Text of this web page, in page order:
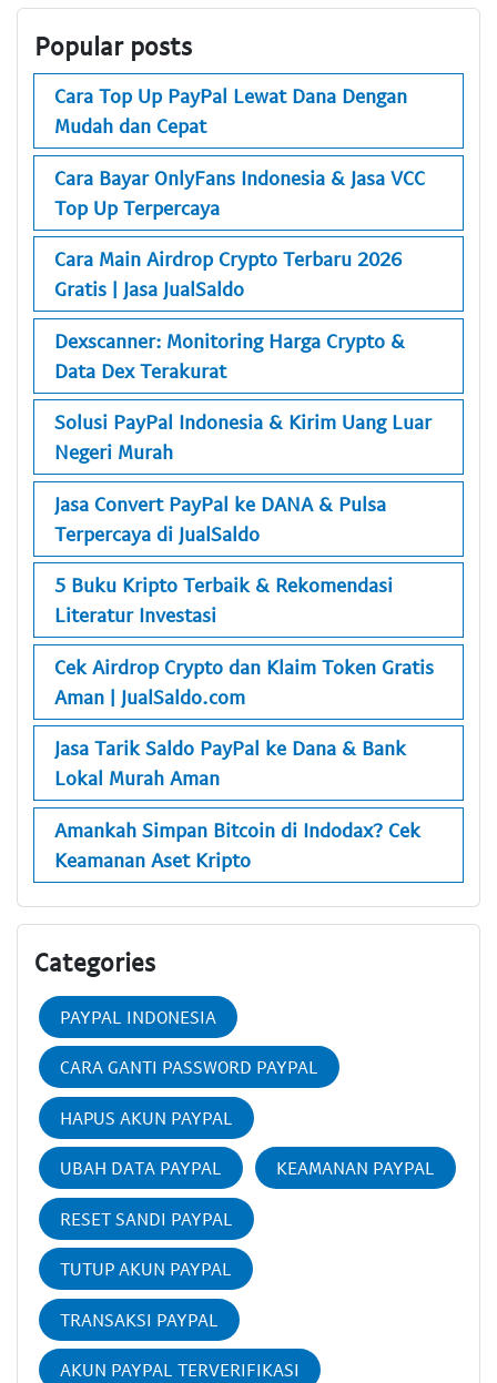
Popular posts
Cara Top Up PayPal Lewat Dana Dengan
Mudah dan Cepat
Cara Bayar OnlyFans Indonesia & Jasa VCC
Top Up Terpercaya
Cara Main Airdrop Crypto Terbaru 2026
Gratis | Jasa JualSaldo
Dexscanner: Monitoring Harga Crypto &
Data Dex Terakurat
Solusi PayPal Indonesia & Kirim Uang Luar
Negeri Murah
Jasa Convert PayPal ke DANA & Pulsa
Terpercaya di JualSaldo
5 Buku Kripto Terbaik & Rekomendasi
Literatur Investasi
Cek Airdrop Crypto dan Klaim Token Gratis
Aman | JualSaldo.com
Jasa Tarik Saldo PayPal ke Dana & Bank
Lokal Murah Aman
Amankah Simpan Bitcoin di Indodax? Cek
Keamanan Aset Kripto
Categories
PAYPAL INDONESIA
CARA GANTI PASSWORD PAYPAL
HAPUS AKUN PAYPAL
UBAH DATA PAYPAL KEAMANAN PAYPAL
RESET SANDI PAYPAL
TUTUP AKUN PAYPAL
TRANSAKSI PAYPAL
AKUN PAYPAL TERVERIFIKASI